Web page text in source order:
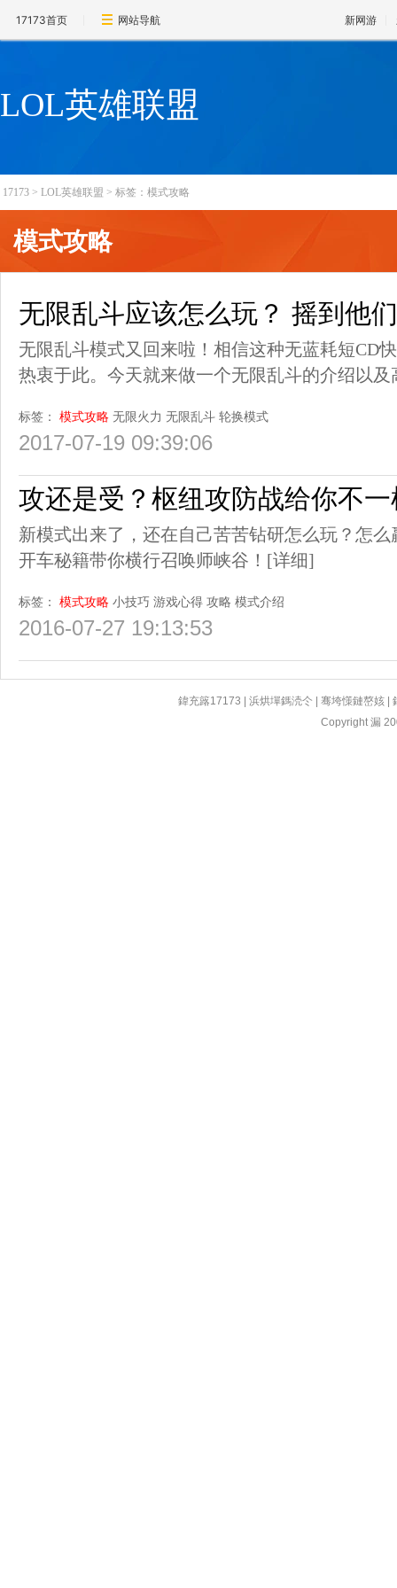
17173首页 网站导航 新网游
LOL英雄联盟
17173 > LOL英雄联盟 > 标签：模式攻略
模式攻略
无限乱斗应该怎么玩？ 摇到他
无限乱斗模式又回来啦！相信这种无蓝耗短CD
热衷于此。今天就来做一个无限乱斗的介绍以
标签： 模式攻略 无限火力 无限乱斗 轮换模式
2017-07-19 09:39:06
攻还是受？枢纽攻防战给你不
新模式出来了，还在自己苦苦钻研怎么玩？怎
开车秘籍带你横行召唤师峡谷！ [详细]
标签： 模式攻略 小技巧 游戏心得 攻略 模式介绍
2016-07-27 19:13:53
鍏充簬17173 |浜烘墠鎷涜仒 |骞垮憡鏈嶅姟 |
Copyright 漏